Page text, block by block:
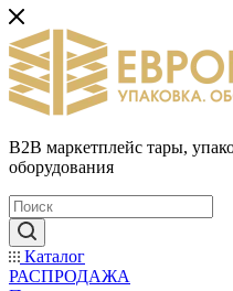
B2B маркетплейс тары,
оборудования
Каталог
РАСПРОДАЖА